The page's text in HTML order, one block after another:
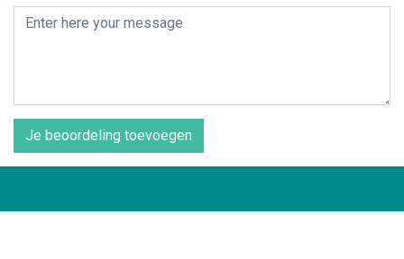
Je beoordeling toevoegen